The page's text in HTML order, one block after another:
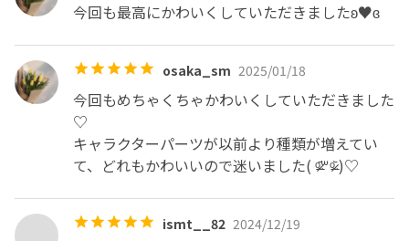
今回も最高にかわいくしていただきましたʚ♥ɞ
osaka_sm 2025/01/18
今回もめちゃくちゃかわいくしていただきました
♡
キャラクターパーツが以前より種類が増えてい
て、どれもかわいいので迷いました( ᵒ̴̶̷᷄꒳ᵒ̴̶̷᷅ )♡
ismt__82 2024/12/19